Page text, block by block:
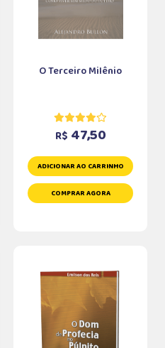
O Terceiro Milênio
R$ 47,50
ADICIONAR AO CARRINHO
COMPRAR AGORA